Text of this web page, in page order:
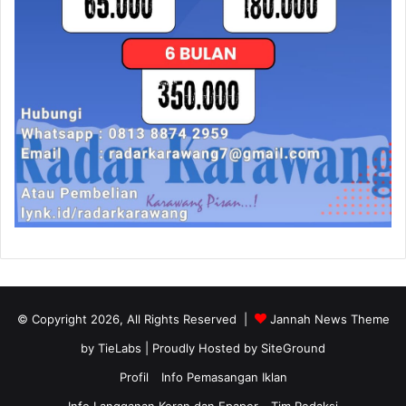
© Copyright 2026, All Rights Reserved |
Jannah News Theme
by TieLabs | Proudly Hosted by SiteGround
Profil
Info Pemasangan Iklan